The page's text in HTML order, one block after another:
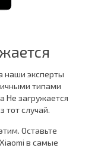
наши эксперты
типами
Не загружается
тот случай.
Оставьте
в самые